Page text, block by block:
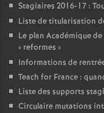
Stagiaires 2016-17 :
Liste de titularisation
Le plan Académique
« reformes »
Informations de
Teach for France :
Liste des supports
Circulaire mutations